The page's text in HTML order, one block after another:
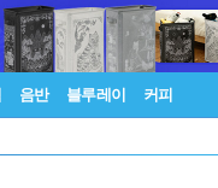
음반 블루레이 커피